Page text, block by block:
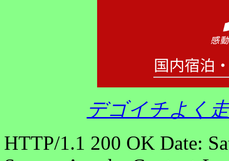
デゴイチよく
HTTP/1.1 200 OK Date: